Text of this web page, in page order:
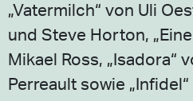
„Vatermilch“ von Uli
und Steve Horton,
Mikael Ross, „Isadora“
Perreault sowie